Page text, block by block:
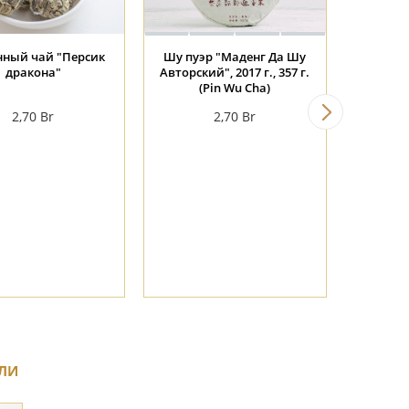
чай "Персик
дракона"
2,70 Br
Шу пуэр "Маденг Да Шу
Авторский", 2017 г., 357 г.
(Pin Wu Cha)
2,70 Br